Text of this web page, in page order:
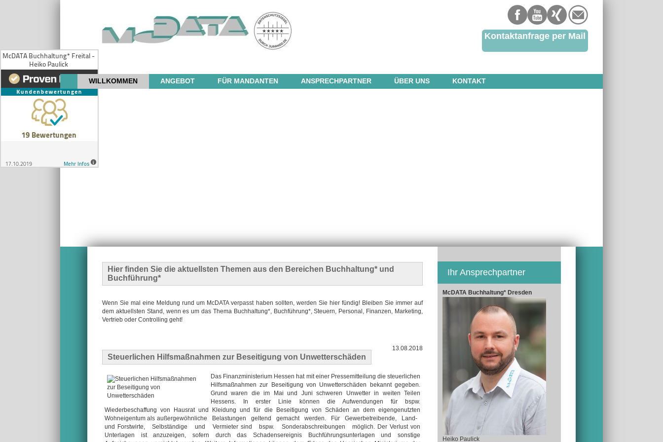
Kontaktanfrage per Mail
WILLKOMMEN ANGEBOT FÜR MANDANTEN ANSPRECHPARTNER ÜBER UNS KONTAKT
Hier finden Sie die aktuellsten Themen aus den Bereichen Buchhaltung* und
Buchführung*
Wenn Sie mal eine Meldung rund um McDATA verpasst haben sollten, werden Sie hier fündig! Bleiben Sie immer auf
dem aktuellsten Stand, wenn es um das Thema Buchhaltung*, Buchführung*, Steuern, Personal, Finanzen, Marketing,
Vertrieb oder Controlling geht!
Steuerlichen Hilfsmaßnahmen zur Beseitigung von Unwetterschäden
13.08.2018
Das Finanzministerium Hessen hat mit einer Pressemitteilung die steuerlichen
Hilfsmaßnahmen zur Beseitigung von Unwetterschäden bekannt gegeben.
Grund waren die im Mai und Juni schweren Unwetter in weiten Teilen
Hessens. In erster Linie können die Aufwendungen für bspw.
Wiederbeschaffung von Hausrat und Kleidung und für die Beseitigung von Schäden an dem eigengenutzten
Wohneigentum als außergewöhnliche Belastungen geltend gemacht werden. Für Gewerbetreibende, Land-
und Forstwirte, Selbständige und Vermieter sind bspw. Sonderabschreibungen möglich. Der Verlust von
Unterlagen ist anzuzeigen, sofern durch das Schadensereignis Buchführungsunterlagen und sonstige
Ihr Ansprechpartner
McDATA Buchhaltung* Dresden
Heiko Paulick